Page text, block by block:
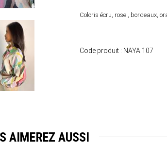
Coloris écru, rose , bordeaux,
Code produit : NAYA 107
AIMEREZ AUSSI